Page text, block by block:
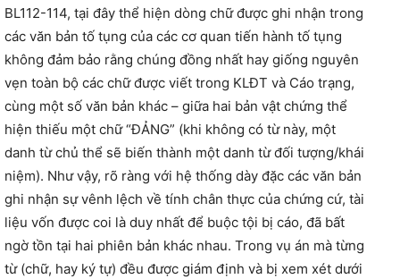
BL112-114, tại đây thể hiện dòng chữ được ghi nhận trong
các văn bản tố tụng của các cơ quan tiến hành tố tụng
không đảm bảo rằng chúng đồng nhất hay giống nguyên
vẹn toàn bộ các chữ được viết trong KLĐT và Cáo trạng,
cùng một số văn bản khác – giữa hai bản vật chứng thể
hiện thiếu một chữ “ĐẢNG” (khi không có từ này, một
danh từ chủ thể sẽ biến thành một danh từ đối tượng/khái
niệm). Như vậy, rõ ràng với hệ thống dày đặc các văn bản
ghi nhận sự vênh lệch về tính chân thực của chứng cứ, tài
liệu vốn được coi là duy nhất để buộc tội bị cáo, đã bất
ngờ tồn tại hai phiên bản khác nhau. Trong vụ án mà từng
từ (chữ, hay ký tự) đều được giám định và bị xem xét dưới